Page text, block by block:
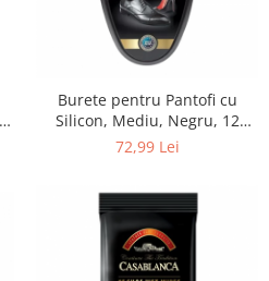
Burete pentru Pantofi cu
Silicon, Mediu, Negru, 12
Bucati, Casablanca
72,99 Lei